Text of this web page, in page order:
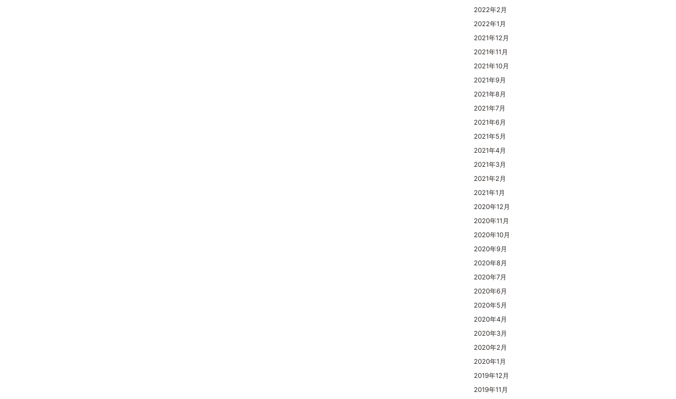
2022年2月
2022年1月
2021年12月
2021年11月
2021年10月
2021年9月
2021年8月
2021年7月
2021年6月
2021年5月
2021年4月
2021年3月
2021年2月
2021年1月
2020年12月
2020年11月
2020年10月
2020年9月
2020年8月
2020年7月
2020年6月
2020年5月
2020年4月
2020年3月
2020年2月
2020年1月
2019年12月
2019年11月